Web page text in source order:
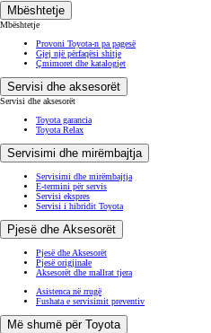
Mbështetje
Mbështetje
Provoni Toyota-n pa pagesë
Gjej një përfaqësi shitje
Çmimoret dhe katalogjet
Servisi dhe aksesorët
Servisi dhe aksesorët
Toyota garancia
Toyota Relax
Servisimi dhe mirëmbajtja
Servisimi dhe mirëmbajtja
E-termini për servis
Servisi ekspres
Servisi i hibridit Toyota
Pjesë dhe Aksesorët
Pjesë dhe Aksesorët
Pjesë origjinale
Aksesorët dhe mallrat tjera
Asistenca në rrugë
Fushata e servisimit preventiv
Më shumë për Toyota